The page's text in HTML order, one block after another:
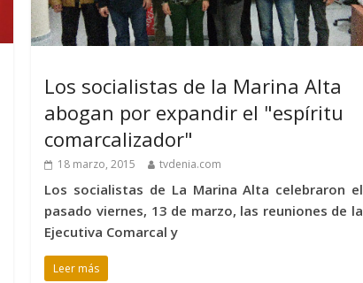
Los socialistas de la Marina Alta
abogan por expandir el "espíritu
comarcalizador"
18 marzo, 2015 tvdenia.com
Los socialistas de La Marina Alta celebraron el
pasado viernes, 13 de marzo, las reuniones de la
Ejecutiva Comarcal y
Leer más